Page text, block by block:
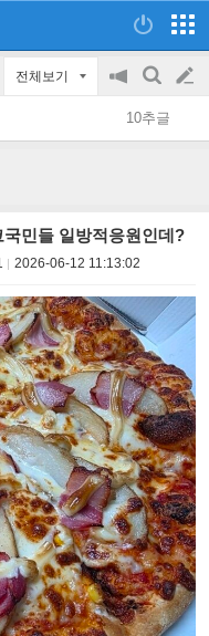
전체보기
공
지
on/off
검
색
글
쓰
10추글
민들 일방적응원인데?
2026-06-12 11:13:02